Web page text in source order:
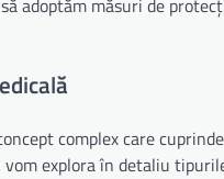
adoptăm măsuri de
complex care
vom explora în detaliu